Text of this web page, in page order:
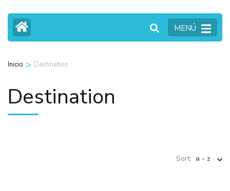
MENÚ
Inicio > Destination
Destination
Sort: a - z